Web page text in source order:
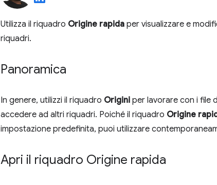
Utilizza il riquadro Origine rapida per visualizzare e
riquadri.
Panoramica
In genere, utilizzi il riquadro Origini per lavorare con i file
accedere ad altri riquadri. Poiché il riquadro Origine
impostazione predefinita, puoi utilizzare
Apri il riquadro Origine rapida